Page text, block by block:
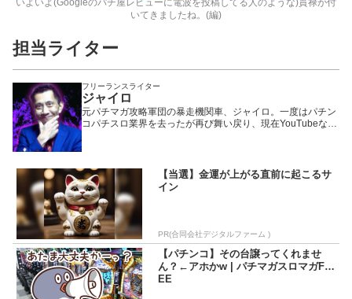
いよいよ(Googleのパチ屋レビューに電波を投稿してる人のような)貫禄が付
いてきましたね。(編)
担当ライター
フリーランスライター
ジャイロ
元パチマガ攻略軍団の暴走機関車、ジャイロ。一度はパチン
コパチスロ業界を去ったが再び舞い戻り、現在YouTubeなど
ヤってる連中は俺に菓子折りの一つでも持って来いよ……。
【当選】金運が上がる直前に起こるサ
イン
PR(合同会社デジタルファーム )
【パチンコ】その台譲ってくれませ
ん？←アホかw | パチマガスロマガFR
EE